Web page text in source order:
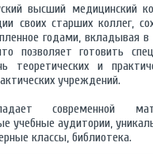
высший медицинский
своих старших коллег,
годами, вкладывая в
позволяет готовить
теоретических и
учреждений.
современной
учебные аудитории,
классы, библиотека.